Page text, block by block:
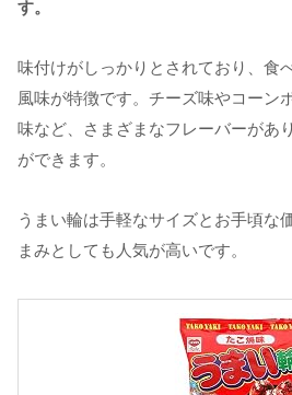
す。
味付けがしっかりとされており、食
風味が特徴です。チーズ味やコーン
味など、さまざまなフレーバーがあ
ができます。
うまい輪は手軽なサイズとお手頃な
まみとしても人気が高いです。